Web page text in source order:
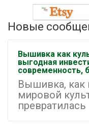
Новые
Вышивка как
выгодная
современность,
Вышивка, как
мировой